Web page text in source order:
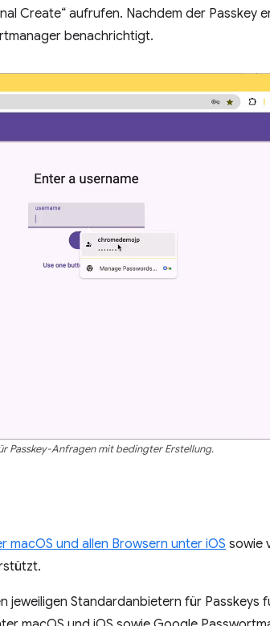
Create“ aufrufen. Nachdem der Passkey
benachrichtigt.
Passkey-Anfragen mit bedingter Erstellung.
macOS und allen Browsern unter iOS sowie
jeweiligen Standardanbietern für Passkeys